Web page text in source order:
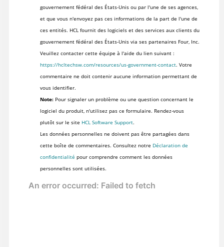
gouvernement fédéral des États-Unis ou par l'une de ses agences,
et que vous n'envoyez pas ces informations de la part de l'une de
ces entités. HCL fournit des logiciels et des services aux clients du
gouvernement fédéral des États-Unis via ses partenaires Four, Inc.
Veuillez contacter cette équipe à l'aide du lien suivant :
https://hcltechsw.com/resources/us-government-contact. Votre
commentaire ne doit contenir aucune information permettant de
vous identifier.
Note:Pour signaler un problème ou une question concernant le
logiciel du produit, n'utilisez pas ce formulaire. Rendez-vous
plutôt sur le site HCL Software Support.
Les données personnelles ne doivent pas être partagées dans
cette boîte de commentaires. Consultez notre Déclaration de
confidentialité pour comprendre comment les données
personnelles sont utilisées.